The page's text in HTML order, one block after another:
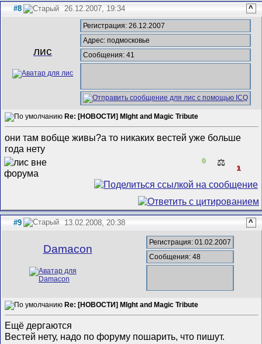
#8 26.12.2007, 19:34 ^
лис
Регистрация: 26.12.2007
Адрес: подмосковье
Сообщения: 41
Re: [НОВОСТИ] MIght and Magic Tribute
они там вобще живы?а то никаких вестей уже больше
года нету
0 ⚖️
1
#9 13.02.2008, 20:38 ^
Damacon
Регистрация: 01.02.2007
Сообщения: 48
Re: [НОВОСТИ] MIght and Magic Tribute
Ещё дергаются
Вестей нету, надо по форуму пошарить, что пишут.